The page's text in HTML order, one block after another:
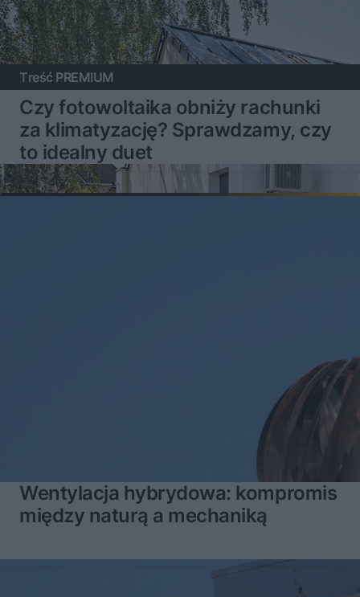
Treść PREMIUM
Czy fotowoltaika obniży rachunki
za klimatyzację? Sprawdzamy, czy
to idealny duet
Wentylacja hybrydowa: kompromis
między naturą a mechaniką